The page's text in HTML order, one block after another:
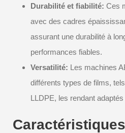
Durabilité et fiabilité: Ces
avec des cadres
assurant une durabilité à
performances fiables.
Versatilité: Les machines
différents types de films,
LLDPE, les rendant